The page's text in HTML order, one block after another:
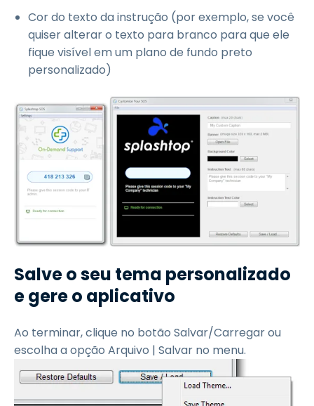
Cor do texto da instrução (por exemplo, se você
quiser alterar o texto para branco para que ele
fique visível em um plano de fundo preto
personalizado)
Salve o seu tema personalizado
e gere o aplicativo
Ao terminar, clique no botão Salvar/Carregar ou
escolha a opção Arquivo | Salvar no menu.